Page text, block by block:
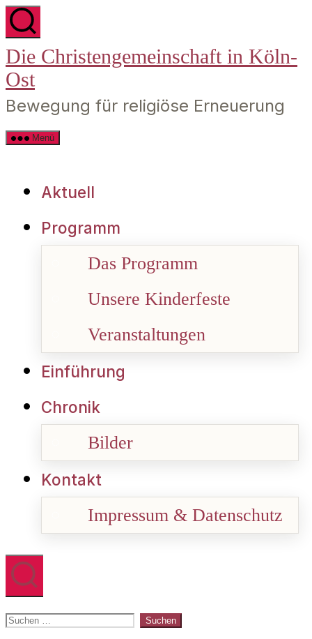
Zum
Inhalt
springen
Die Christengemeinschaft in Köln-
Ost
Bewegung für religiöse Erneuerung
Menü
Aktuell
Programm
Das Programm
Unsere Kinderfeste
Veranstaltungen
Einführung
Chronik
Bilder
Kontakt
Impressum & Datenschutz
Suchen